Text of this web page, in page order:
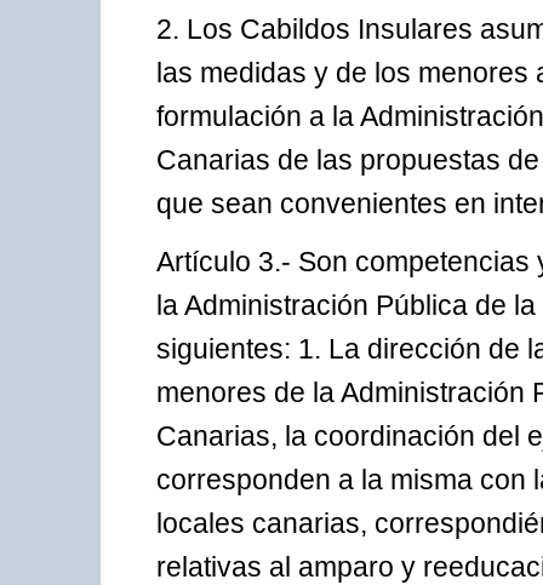
2. Los Cabildos Insulares
las medidas y de los menores
formulación a la
Canarias de las propuestas
que sean convenientes en
Artículo 3.- Son
la Administración Pública de
siguientes: 1. La dirección de
menores de la Administración
Canarias, la coordinación del
corresponden a la misma con
locales canarias,
relativas al amparo y